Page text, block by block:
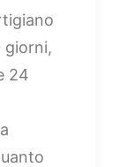
giorni,
24